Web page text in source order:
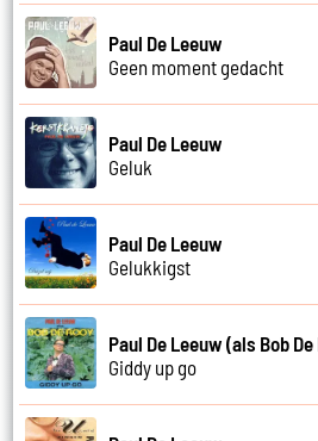
Paul De Leeuw
Geen moment gedacht
Paul De Leeuw
Geluk
Paul De Leeuw
Gelukkigst
Paul De Leeuw (als Bob
Giddy up go